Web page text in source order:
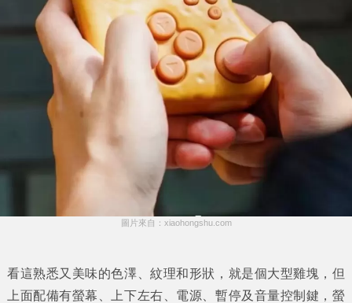
圖片來自：xiaohongshu.com
看這熟悉又美味的色澤、紋理和形狀，就是個大型雞塊，但
上面配備有螢幕、上下左右、電源、暫停及音量控制鍵，螢